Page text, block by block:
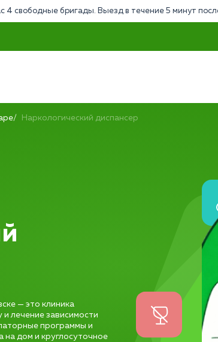
4 свободные бригады. Выезд в течение 5 минут
Наркологический диспансер
— это клиника
лечение зависимости
программы и
на дом и круглосуточное